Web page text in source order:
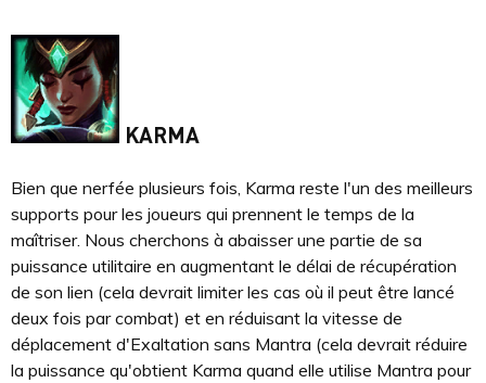
KARMA
Bien que nerfée plusieurs fois, Karma reste l'un des meilleurs
supports pour les joueurs qui prennent le temps de la
maîtriser. Nous cherchons à abaisser une partie de sa
puissance utilitaire en augmentant le délai de récupération
de son lien (cela devrait limiter les cas où il peut être lancé
deux fois par combat) et en réduisant la vitesse de
déplacement d'Exaltation sans Mantra (cela devrait réduire
la puissance qu'obtient Karma quand elle utilise Mantra pour